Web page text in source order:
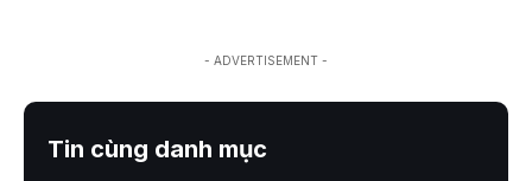
- ADVERTISEMENT -
Tin cùng danh mục